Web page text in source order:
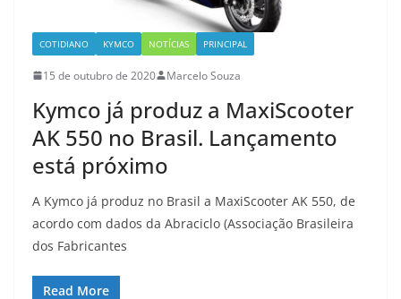
COTIDIANO KYMCO NOTÍCIAS PRINCIPAL
15 de outubro de 2020 Marcelo Souza
Kymco já produz a MaxiScooter
AK 550 no Brasil. Lançamento
está próximo
A Kymco já produz no Brasil a MaxiScooter AK 550, de
acordo com dados da Abraciclo (Associação Brasileira
dos Fabricantes
Read More